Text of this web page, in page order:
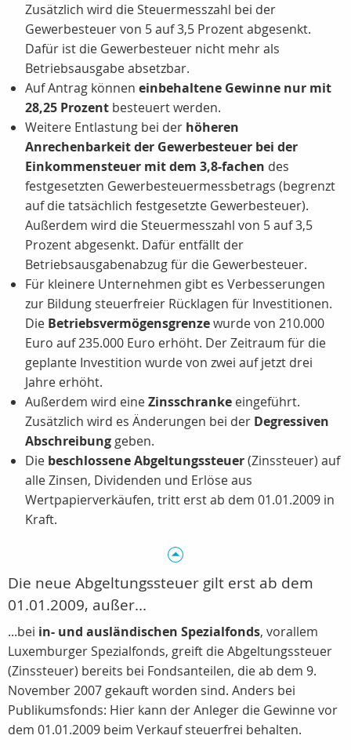
Zusätzlich wird die Steuermesszahl bei der
Gewerbesteuer von 5 auf 3,5 Prozent abgesenkt.
Dafür ist die Gewerbesteuer nicht mehr als
Betriebsausgabe absetzbar.
Auf Antrag können einbehaltene Gewinne nur mit
28,25 Prozent besteuert werden.
Weitere Entlastung bei der höheren
Anrechenbarkeit der Gewerbesteuer bei der
Einkommensteuer mit dem 3,8-fachen des
festgesetzten Gewerbesteuermessbetrags (begrenzt
auf die tatsächlich festgesetzte Gewerbesteuer).
Außerdem wird die Steuermesszahl von 5 auf 3,5
Prozent abgesenkt. Dafür entfällt der
Betriebsausgabenabzug für die Gewerbesteuer.
Für kleinere Unternehmen gibt es Verbesserungen
zur Bildung steuerfreier Rücklagen für Investitionen.
Die Betriebsvermögensgrenzewurde von 210.000
Euro auf 235.000 Euro erhöht. Der Zeitraum für die
geplante Investition wurde von zwei auf jetzt drei
Jahre erhöht.
Außerdem wird eineZinsschranke eingeführt.
Zusätzlich wird es Änderungen bei der Degressiven
Abschreibung geben.
Die beschlossene Abgeltungssteuer(Zinssteuer) auf
alle Zinsen, Dividenden und Erlöse aus
Wertpapierverkäufen, tritt erst ab dem 01.01.2009 in
Kraft.
Die neue Abgeltungssteuer gilt erst ab dem
01.01.2009, außer...
...bei in- und ausländischen Spezialfonds, vorallem
Luxemburger Spezialfonds, greift die Abgeltungssteuer
(Zinssteuer) bereits bei Fondsanteilen, die ab dem 9.
November 2007 gekauft worden sind. Anders bei
Publikumsfonds: Hier kann der Anleger die Gewinne vor
dem 01.01.2009 beim Verkauf steuerfrei behalten.